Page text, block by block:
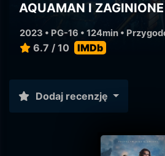
AQUAMAN I
2023 • PG-16 • 124min •
6.7 / 10 IMDb
Dodaj recenzję